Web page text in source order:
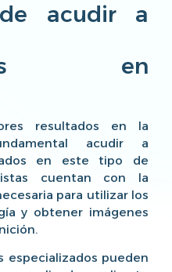
acudir a
en
resultados en la
acudir a
en este tipo de
cuentan con la
para utilizar los
y obtener imágenes
especializados pueden